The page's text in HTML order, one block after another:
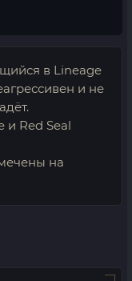
в Lineage
и не
и Red Seal
на